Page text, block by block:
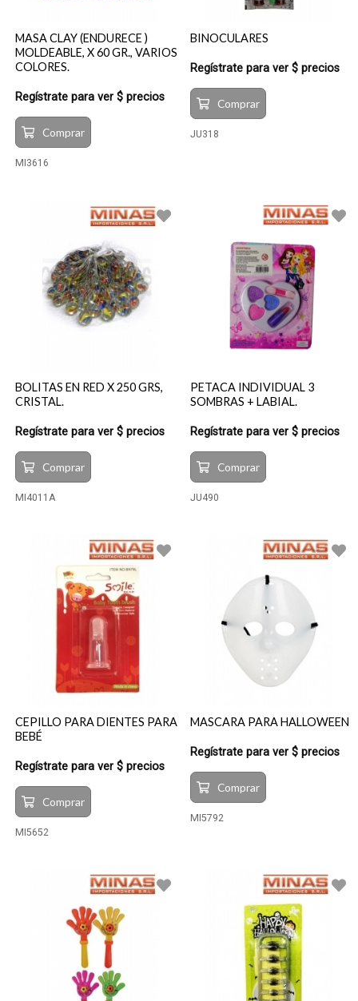
MASA CLAY (ENDURECE )
MOLDEABLE, X 60 GR., VARIOS
COLORES.
Regístrate para ver $ precios
Comprar
MI3616
BINOCULARES
Regístrate para ver $ precios
Comprar
JU318
BOLITAS EN RED X 250 GRS,
CRISTAL.
Regístrate para ver $ precios
Comprar
MI4011A
PETACA INDIVIDUAL 3
SOMBRAS + LABIAL.
Regístrate para ver $ precios
Comprar
JU490
CEPILLO PARA DIENTES PARA
BEBÉ
Regístrate para ver $ precios
Comprar
MI5652
MASCARA PARA HALLOWEEN
Regístrate para ver $ precios
Comprar
MI5792